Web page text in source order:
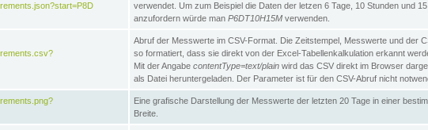
verwendet. Um zum Beispiel die Daten der letzen 6 Tage, 10 Stunden und
anzufordern würde man P6DT10H15M verwenden.
Abruf der Messwerte im CSV-Format. Die Zeitstempel, Messwerte und der
so formatiert, dass sie direkt von der Excel-Tabellenkalkulation erkannt
Mit der Angabe contentType=text/plain wird das CSV direkt im Browser
als Datei heruntergeladen. Der Parameter ist für den CSV-Abruf nicht
Eine grafische Darstellung der Messwerte der letzten 20 Tage in einer
Breite.